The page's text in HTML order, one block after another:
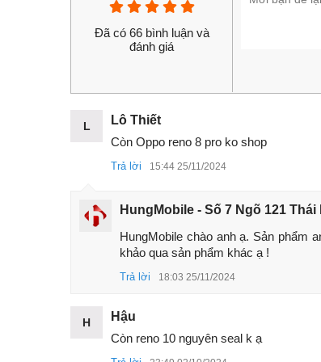
Đã có 66 bình luận và
đánh giá
L
Lô Thiết
Còn Oppo reno 8 pro ko shop
Trả lời 15:44 25/11/2024
HungMobile - Số 7 Ngõ 121 Thái
HungMobile chào anh ạ. Sản phẩm
khảo qua sản phẩm khác ạ !
Trả lời 18:03 25/11/2024
H
Hậu
Còn reno 10 nguyên seal k ạ